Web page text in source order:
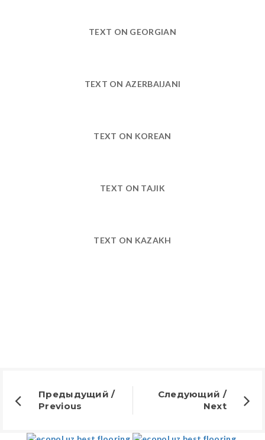
TEXT ON GEORGIAN
TEXT ON AZERBAIJANI
TEXT ON KOREAN
TEXT ON TAJIK
TEXT ON KAZAKH
Предыдущий /
Previous
Следующий /
Next